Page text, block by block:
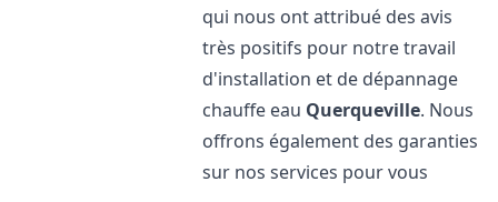
qui nous ont attribué des avis
très positifs pour notre travail
d'installation et de dépannage
chauffe eau Querqueville. Nous
offrons également des garanties
sur nos services pour vous